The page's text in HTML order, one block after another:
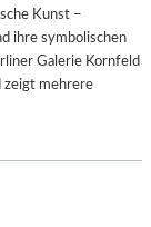
Kunst –
ihre symbolischen
Galerie Kornfeld
zeigt mehrere